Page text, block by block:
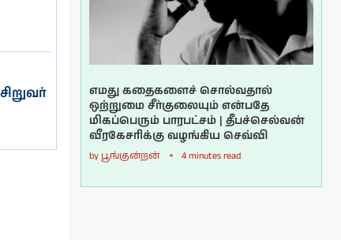
எமது கதைகளைச் சொல்வதால்
ஒற்றுமை சீர்குலையும் என்பதே
மிகப்பெரும் பாரபட்சம் | தீபச்செல்வன்
வீரகேசரிக்கு வழங்கிய செவ்வி
by பூங்குன்றன் 4 minutes read